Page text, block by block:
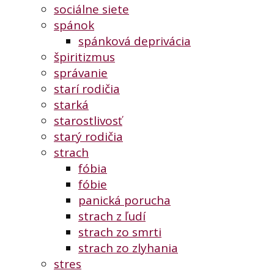
sociálne siete
spánok
spánková deprivácia
špiritizmus
správanie
starí rodičia
starká
starostlivosť
starý rodičia
strach
fóbia
fóbie
panická porucha
strach z ľudí
strach zo smrti
strach zo zlyhania
stres